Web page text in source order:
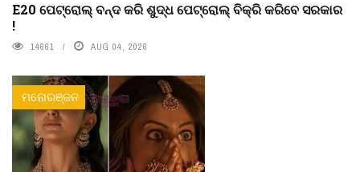
E20 ପେଟ୍ରୋଲ୍ ବନ୍ଦ କରି ଶୁଦ୍ଧ ପେଟ୍ରୋଲ୍ ବିକ୍ରି କରିବେ ସରକାର
!
14661 AUG 04, 2026
ମନୋରଞ୍ଜନ